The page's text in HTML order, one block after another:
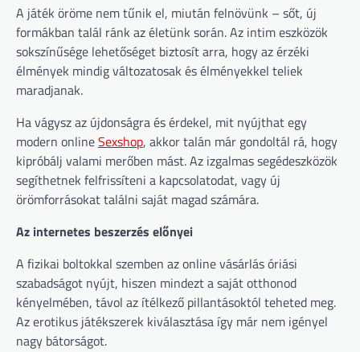
A játék öröme nem tűnik el, miután felnövünk – sőt, új
formákban talál ránk az életünk során. Az intim eszközök
sokszínűsége lehetőséget biztosít arra, hogy az érzéki
élmények mindig változatosak és élményekkel teliek
maradjanak.
Ha vágysz az újdonságra és érdekel, mit nyújthat egy
modern onlineSexshop, akkor talán már gondoltál rá, hogy
kipróbálj valami merőben mást. Az izgalmas segédeszközök
segíthetnek felfrissíteni a kapcsolatodat, vagy új
örömforrásokat találni saját magad számára.
Az internetes beszerzés előnyei
A fizikai boltokkal szemben az online vásárlás óriási
szabadságot nyújt, hiszen mindezt a saját otthonod
kényelmében, távol az ítélkező pillantásoktól teheted meg.
Az erotikus játékszerek kiválasztása így már nem igényel
nagy bátorságot.